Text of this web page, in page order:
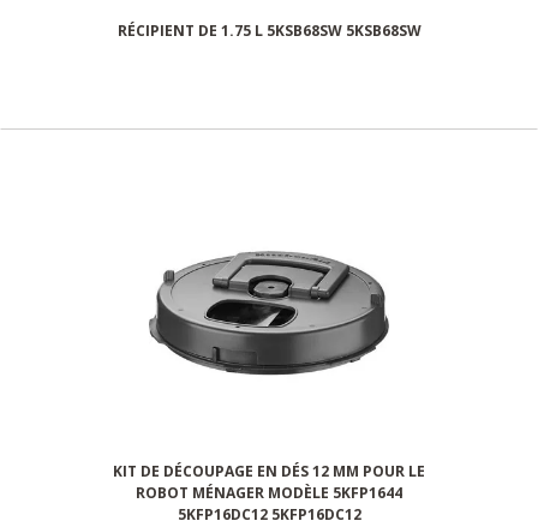
RÉCIPIENT DE 1.75 L 5KSB68SW 5KSB68SW
KIT DE DÉCOUPAGE EN DÉS 12 MM POUR LE
ROBOT MÉNAGER MODÈLE 5KFP1644
5KFP16DC12 5KFP16DC12